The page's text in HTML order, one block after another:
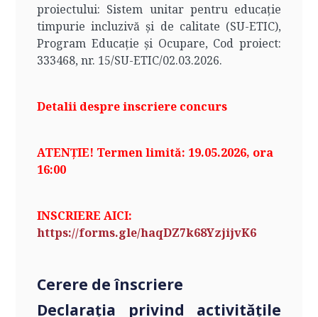
proiectului: Sistem unitar pentru educație
timpurie incluzivă și de calitate (SU-ETIC),
Program Educație și Ocupare, Cod proiect:
333468, nr. 15/SU-ETIC/02.03.2026.
Detalii despre inscriere concurs
ATENȚIE! Termen limită: 19.05.2026, ora
16:00
INSCRIERE AICI:
https://forms.gle/haqDZ7k68YzjijvK6
Cerere de înscriere
Declarația privind activitățile